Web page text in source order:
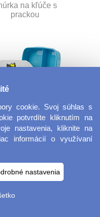
na kľúče s
prackou
box
cookie. Svoj súhlas s
potvrdíte kliknutím na
nastavenia, kliknite na
informácií o využívaní
nastavenia